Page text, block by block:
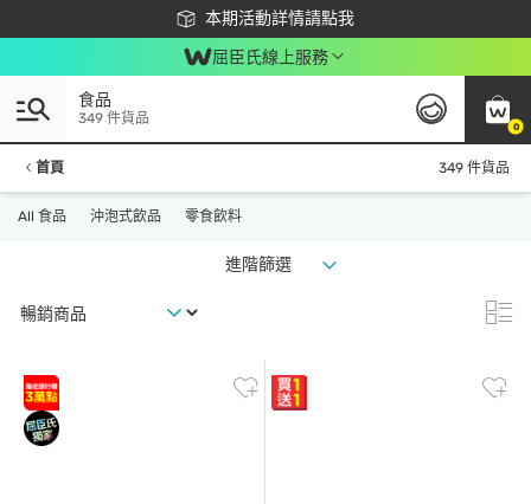
本期活動詳情請點我
下載app最高回饋$350
屈臣氏線上服務
0
食品
349 件貨品
首頁 349 件貨品
All 食品 沖泡式飲品 零食飲料
進階篩選